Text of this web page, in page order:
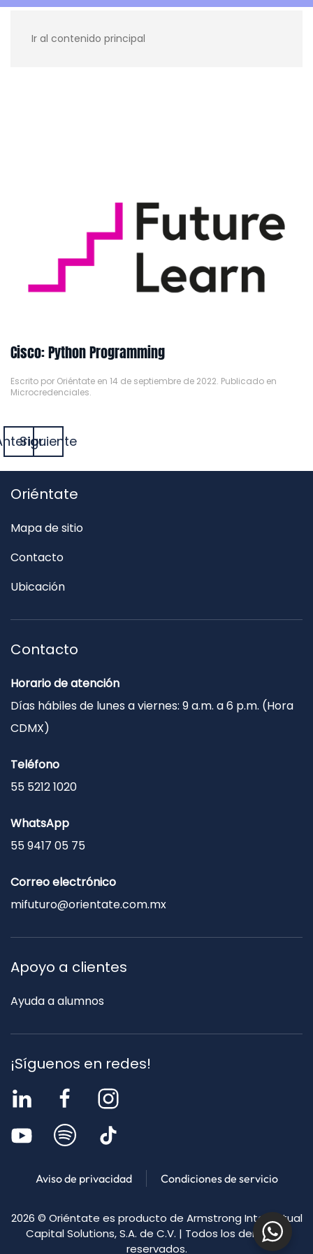
Ir al contenido principal
Cisco: Python Programming
Escrito por Oriéntate en 14 de septiembre de 2022. Publicado en
Microcredenciales.
Siguiente
Oriéntate
Mapa de sitio
Contacto
Ubicación
Contacto
Horario de atención
Días hábiles de lunes a viernes: 9 a.m. a 6 p.m. (Hora
CDMX)
Teléfono
55 5212 1020
WhatsApp
55 9417 05 75
Correo electrónico
mifuturo@orientate.com.mx
Apoyo a clientes
Ayuda a alumnos
¡Síguenos en redes!
Aviso de privacidad Condiciones de servicio
2026 © Oriéntate es producto de Armstrong Intellectual
Capital Solutions, S.A. de C.V. | Todos los derechos
reservados.